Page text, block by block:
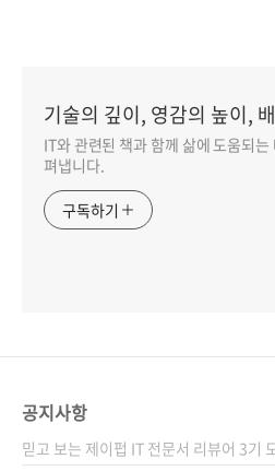
기술의 깊이, 영감의 높이,
IT와 관련된 책과 함께 삶에 도움되는
펴냅니다.
구독하기
공지사항
믿고 보는 제이펍 IT 전문서 리뷰어 3기